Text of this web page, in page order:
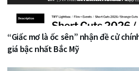
“Giấc mơ là ốc sên” nhận đề cử
giá bậc nhất Bắc Mỹ